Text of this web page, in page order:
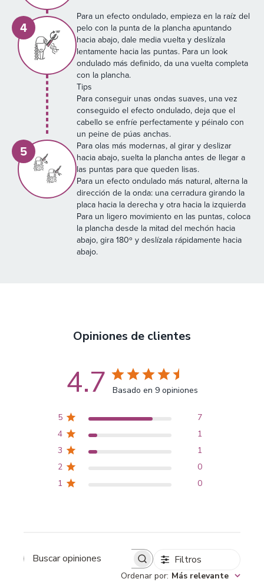
4
Para un efecto ondulado, empieza en la raíz del
pelo con la punta de la plancha apuntando
hacia abajo, dale media vuelta y deslízala
lentamente hacia las puntas. Para un look
ondulado más definido, da una vuelta completa
con la plancha.
5
Tips
Para conseguir unas ondas suaves, una vez
conseguido el efecto ondulado, deja que el
cabello se enfríe perfectamente y péinalo con
un peine de púas anchas.
Para olas más modernas, al girar y deslizar
hacia abajo, suelta la plancha antes de llegar a
las puntas para que queden lisas.
Para un efecto ondulado más natural, alterna la
dirección de la onda: una cerradura girando la
placa hacia la derecha y otra hacia la izquierda
Para un ligero movimiento en las puntas, coloca
la plancha desde la mitad del mechón hacia
abajo, gira 180º y deslízala rápidamente hacia
abajo.
Opiniones de clientes
4.7 Basado en 9 opiniones
5
7
4
1
3
1
2
0
1
0
Buscar opiniones Filtros
Ordenar por: Más relevante